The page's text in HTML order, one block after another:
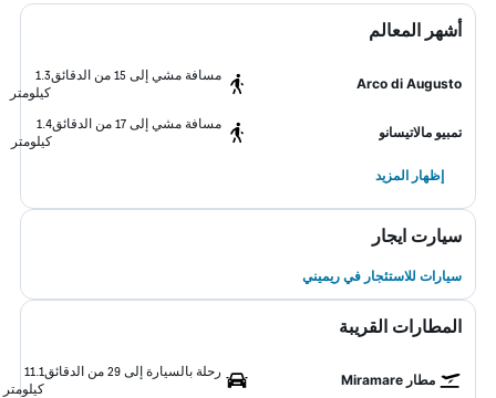
أشهر المعالم
Arco di Augusto
مسافة مشي إلى 15 من الدقائق
1.3
كيلومتر
تمبيو مالاتيسانو
مسافة مشي إلى 17 من الدقائق
1.4
كيلومتر
إظهار المزيد
سيارت ايجار
سيارات للاستئجار في ريميني
المطارات القريبة
مطار Miramare
رحلة بالسيارة إلى 29 من الدقائق
11.1
كيلومتر